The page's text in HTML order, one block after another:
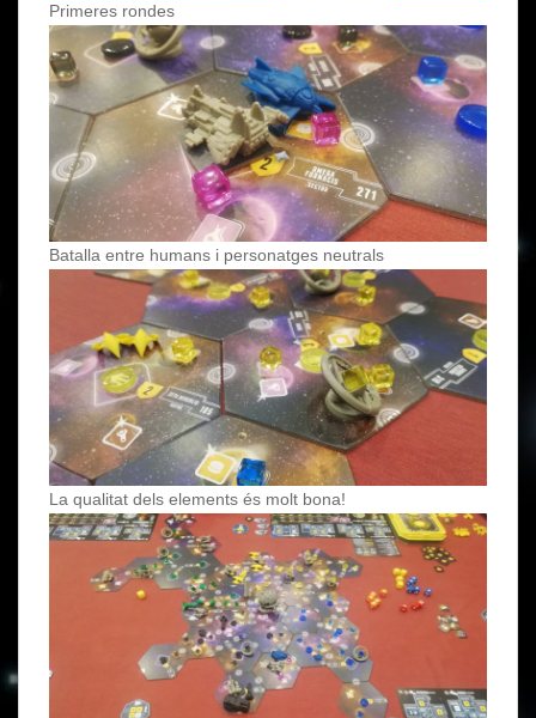
Primeres rondes
Batalla entre humans i personatges neutrals
La qualitat dels elements és molt bona!